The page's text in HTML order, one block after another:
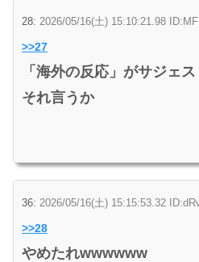
28: 2026/05/16(土) 15:10:21.98
>>27
「海外の反応」がサジェ
それ言うか
36: 2026/05/16(土) 15:15:53.32
>>28
やめたれwwwwww